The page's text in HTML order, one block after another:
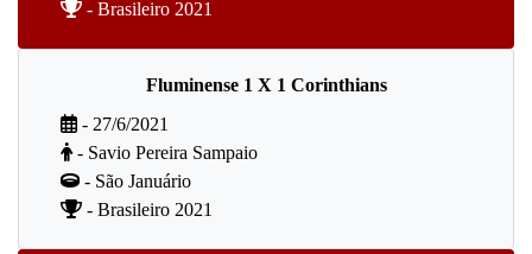
- Brasileiro 2021
Fluminense 1 X 1 Corinthians
- 27/6/2021
- Savio Pereira Sampaio
- São Januário
- Brasileiro 2021